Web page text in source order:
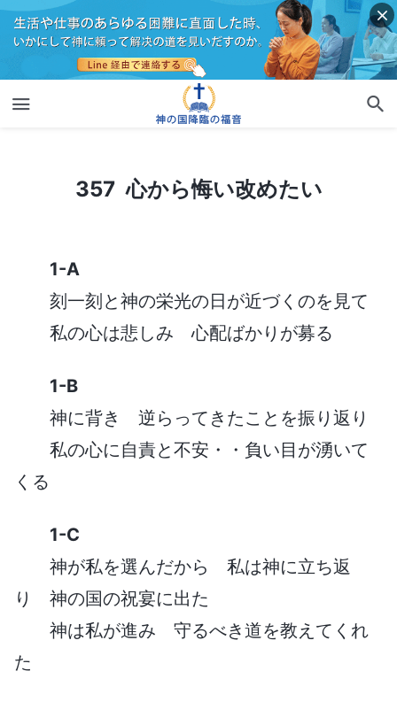
357 心から悔い改めたい
1-A
刻一刻と神の栄光の日が近づくのを見て
私の心は悲しみ 心配ばかりが募る
1-B
神に背き 逆らってきたことを振り返り
私の心に自責と不安・・負い目が湧いて
くる
1-C
神が私を選んだから 私は神に立ち返
り 神の国の祝宴に出た
神は私が進み 守るべき道を教えてくれ
た